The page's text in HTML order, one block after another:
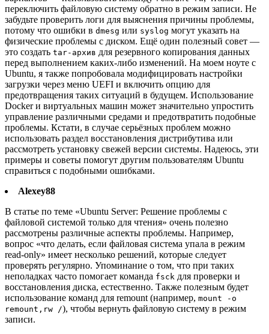
переключить файловую систему обратно в режим записи. Не
забудьте проверить логи для выяснения причины проблемы,
потому что ошибки в dmesg или syslog могут указать на
физические проблемы с диском. Ещё один полезный совет —
это создать tar-архив для резервного копирования данных
перед выполнением каких-либо изменений. На моем ноуте с
Ubuntu, я также попробовала модифицировать настройки
загрузки через меню UEFI и включить опцию для
предотвращения таких ситуаций в будущем. Использование
Docker и виртуальных машин может значительно упростить
управление различными средами и предотвратить подобные
проблемы. Кстати, в случае серьёзных проблем можно
использовать раздел восстановления дистрибутива или
рассмотреть установку свежей версии системы. Надеюсь, эти
примеры и советы помогут другим пользователям Ubuntu
справиться с подобными ошибками.
Alexey88
В статье по теме «Ubuntu Server: Решение проблемы с
файловой системой только для чтения» очень полезно
рассмотрены различные аспекты проблемы. Например,
вопрос «что делать, если файловая система упала в режим
read-only» имеет несколько решений, которые следует
проверять регулярно. Упоминание о том, что при таких
неполадках часто помогает команда fsck для проверки и
восстановления диска, естественно. Также полезным будет
использование команд для remount (например, mount -o
remount,rw /), чтобы вернуть файловую систему в режим
записи.